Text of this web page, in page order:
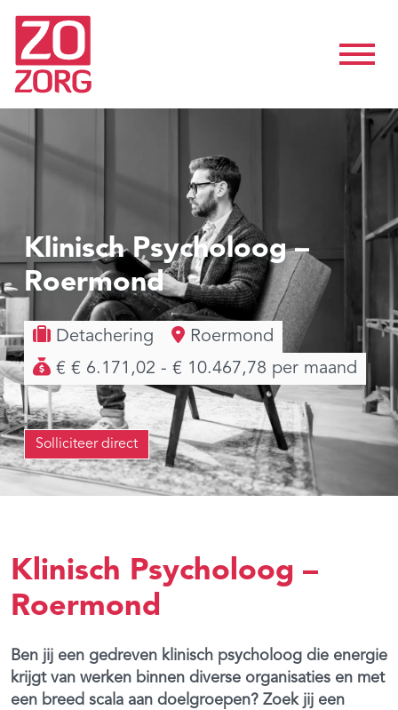
Klinisch Psycholoog –
Roermond
Detachering
Roermond
€ € 6.171,02 - € 10.467,78 per maand
Solliciteer direct
Klinisch Psycholoog –
Roermond
Ben jij een gedreven klinisch psycholoog die energie
krijgt van werken binnen diverse organisaties en met
een breed scala aan doelgroepen? Zoek jij een